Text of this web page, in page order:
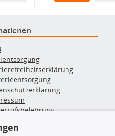
& Versand